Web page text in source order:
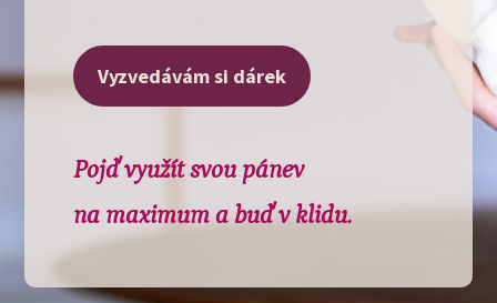
Vyzvedávám si dárek
Pojď využít svou pánev
na maximum a buď v klidu.